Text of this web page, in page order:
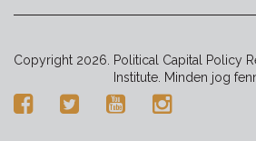
Copyright 2026. Political Capital Policy
Institute. Minden jog